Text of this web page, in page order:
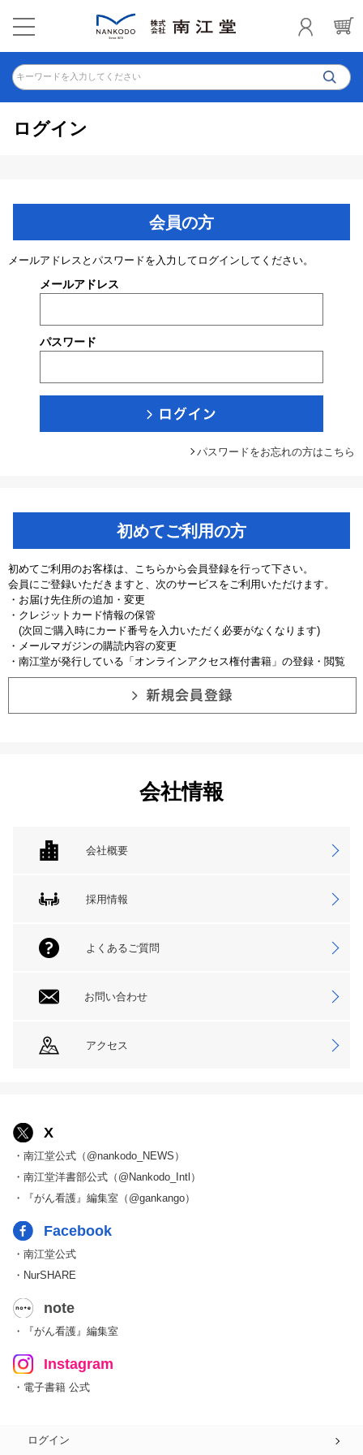
キーワードを入力してください
ログイン
会員の方
メールアドレスとパスワードを入力してログインしてください。
メールアドレス
パスワード
パスワードをお忘れの方はこちら
初めてご利用の方
初めてご利用のお客様は、こちらから会員登録を行って下さい。
会員にご登録いただきますと、次のサービスをご利用いただけます。
・お届け先住所の追加・変更
・クレジットカード情報の保管
(次回ご購入時にカード番号を入力いただく必要がなくなります)
・メールマガジンの購読内容の変更
・南江堂が発行している「オンラインアクセス権付書籍」の登録・閲覧
会社情報
会社概要
採用情報
よくあるご質問
お問い合わせ
アクセス
X
・南江堂公式（@nankodo_NEWS）
・南江堂洋書部公式（@Nankodo_Intl）
・『がん看護』編集室（@gankango）
Facebook
・南江堂公式
・NurSHARE
note
・『がん看護』編集室
Instagram
・電子書籍 公式
ログイン